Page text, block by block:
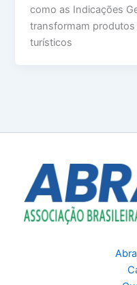
como as Indicações
transformam
turísticos